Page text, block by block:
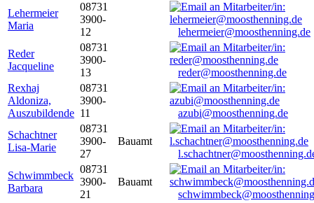
Lehermeier
Maria
08731
3900-
12
lehermeier@moosthenning.de
Reder
Jacqueline
08731
3900-
13
reder@moosthenning.de
Rexhaj
Aldoniza,
Auszubildende
08731
3900-
11
azubi@moosthenning.de
Schachtner
Lisa-Marie
08731
3900-
27
Bauamt
Schwimmbeck
Barbara
08731
3900-
21
Bauamt